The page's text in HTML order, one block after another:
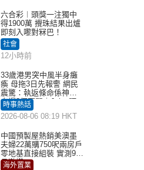
六合彩︱頭獎一注獨中
得1900萬 攪珠結果出爐
即刻入嚟對冧巴！
社會
12小時前
33歲港男突中風半身癱
瘓 母拖3日先報警 網民
震驚：執返條命係神蹟
自爆2個惡習｜Juicy叮
時事熱話
2026-08-06 08:19 HKT
中國預製屋熱銷美澳墨
夫婦22萬購750呎兩房戶
零地基直接組裝 實測9個
月激讚
海外置業